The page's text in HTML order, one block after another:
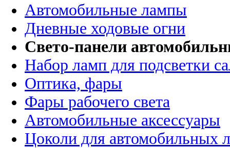
Автомобильные лампы
Дневные ходовые огни
Свето-панели
Набор ламп для подсветки
Оптика, фары
Фары рабочего света
Автомобильные аксессуары
Цоколи для автомобильных